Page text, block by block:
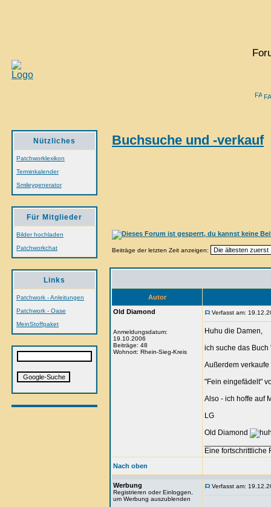
Nützliches
Patchworklexikon
Terminkalender
Smileygenerator
Für Mitglieder
Bilder hochladen
Patchworkchat
Links
Patchwork - Anleitungen
Patchwork - Oase
MeinStoffpaket
Buchsuche und -verkauf
Beiträge der letzten Zeit anzeigen:
Autor
Old Diamond
Anmeldungsdatum:
19.10.2006
Beiträge: 48
Wohnort: Rhein-Sieg-Kreis
Verfasst am:
Huhu die Damen,
ich suche das Buch
Außerdem
"Fein eingefädelt"
Also - ich hoffe auf
LG
Old Diamond
Eine fortschrittliche
Nach oben
Werbung
Registrieren oder Einloggen,
um Werbung auszublenden
Verfasst am: